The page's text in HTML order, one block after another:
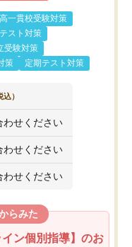
一貫校受験対策
スト対策
受験対策
策
定期テスト対策
込）
わせください
わせください
わせください
らみた
ン個別指導】のお